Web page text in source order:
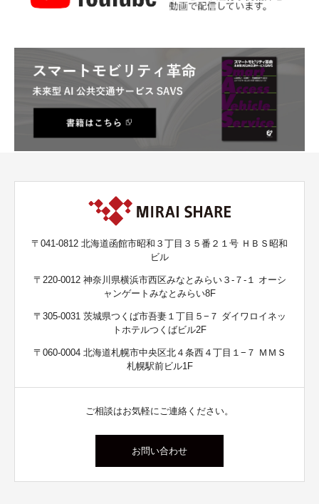
〒041-0812 北海道函館市昭和３丁目３５番２１号 ＨＢＳ昭和
ビル
〒220-0012 神奈川県横浜市西区みなとみらい３-７-１ オーシ
ャンゲートみなとみらい8F
〒305-0031 茨城県つくば市吾妻１丁目５−７ ダイワロイネッ
トホテルつくばビル2F
〒060-0004 北海道札幌市中央区北４条西４丁目１−７ ＭＭＳ
札幌駅前ビル1F
ご相談はお気軽にご連絡ください。
お問い合わせ